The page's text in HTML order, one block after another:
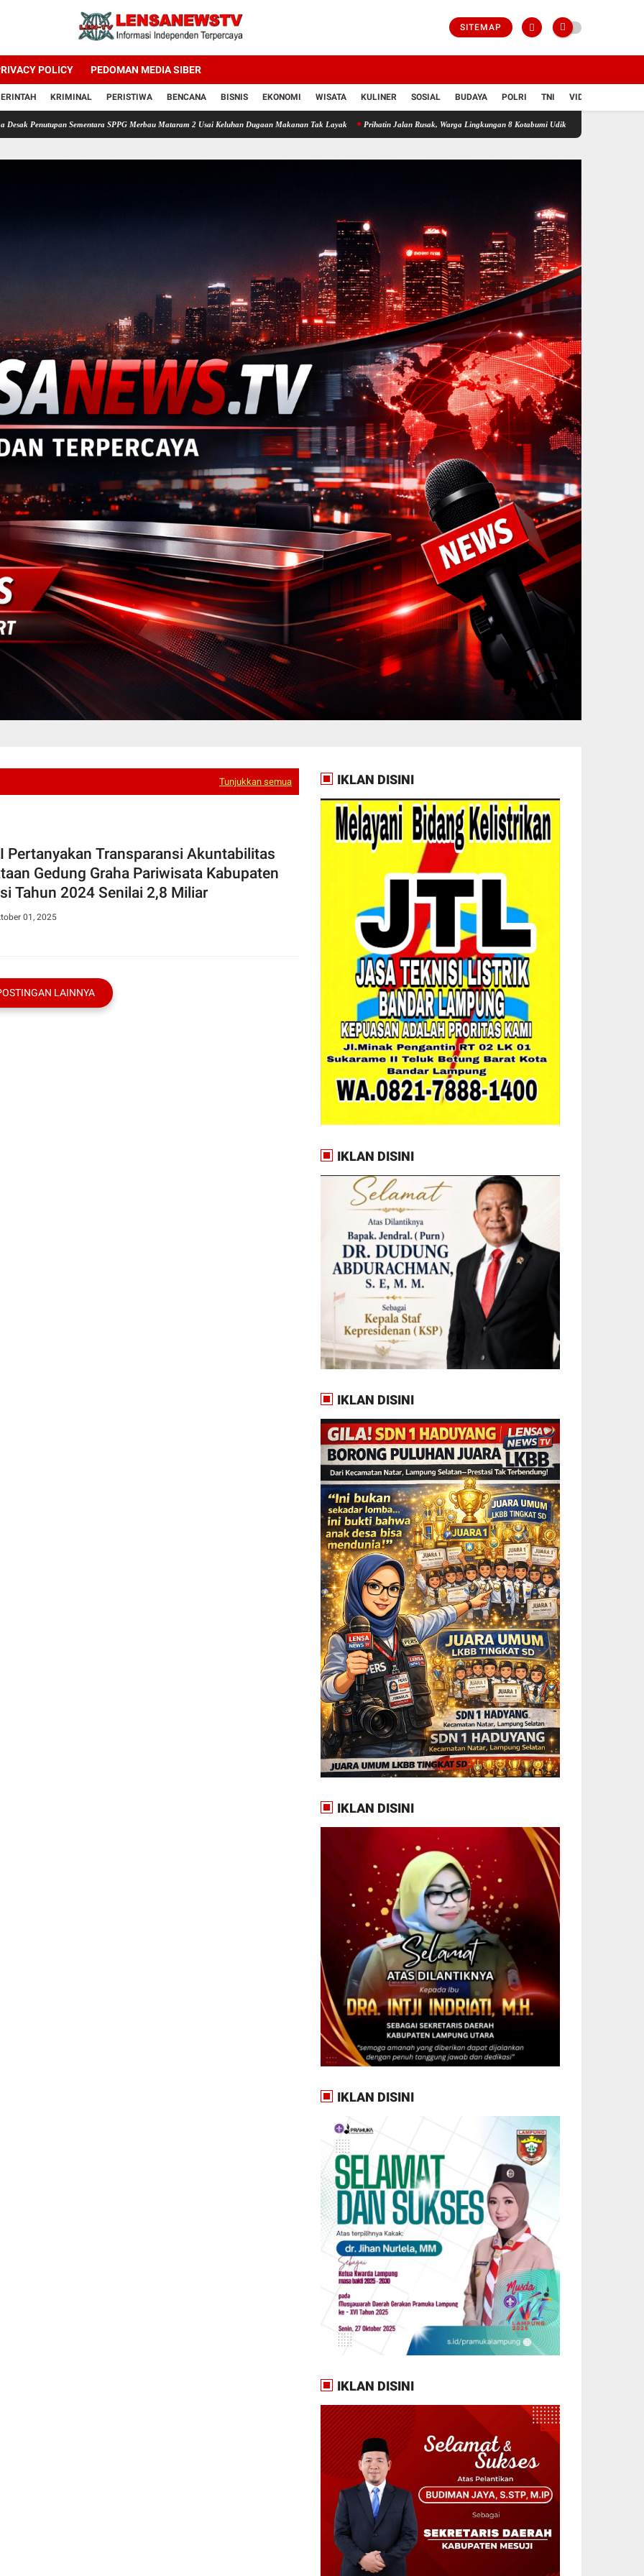
SITEMAP
POLICY PEDOMAN MEDIA SIBER
KRIMINAL PERISTIWA BENCANA BISNIS EKONOMI WISATA KULINER SOSIAL BUDAYA POLRI TNI VIDIO
Sementara SPPG Merbau Mataram 2 Usai Keluhan Dugaan Makanan Tak Layak Prihatin Jalan Rusak, Warga Lingkungan 8 Kotabumi Udik Gotong Royong Tambal Jalan
Tunjukkan semua
Pertanyakan Transparansi Akuntabilitas
Gedung Graha Pariwisata Kabupaten
Tahun 2024 Senilai 2,8 Miliar
01, 2025
LAINNYA
IKLAN DISINI
IKLAN DISINI
IKLAN DISINI
IKLAN DISINI
IKLAN DISINI
IKLAN DISINI